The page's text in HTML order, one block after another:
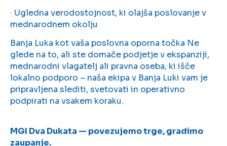
· Ugledna verodostojnost, ki olajša poslovanje v
mednarodnem okolju
Banja Luka kot vaša poslovna oporna točka Ne
glede na to, ali ste domače podjetje v ekspanziji,
mednarodni vlagatelj ali pravna oseba, ki išče
lokalno podporo – naša ekipa v Banja Luki vam je
pripravljena slediti, svetovati in operativno
podpirati na vsakem koraku.
MGI Dva Dukata — povezujemo trge, gradimo
zaupanje.